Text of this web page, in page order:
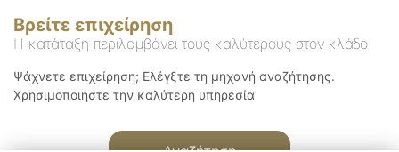
Βρείτε επιχείρηση
Η κατάταξη περιλαμβάνει τους καλύτερους στον κλάδο
Ψάχνετε επιχείρηση; Ελέγξτε τη μηχανή αναζήτησης.
Χρησιμοποιήστε την καλύτερη υπηρεσία